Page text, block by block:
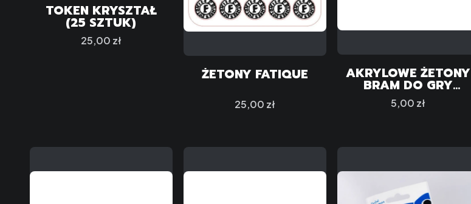
TOKEN KRYSZTAŁ
(25 SZTUK)
Cena
25,00 zł
ŻETONY FATIQUE
Cena
25,00 zł
AKRYLOWE ŻETONY
BRAM DO GRY
"CTHULHU: DEATH
MAY DIE" (3)
Cena
5,00 zł